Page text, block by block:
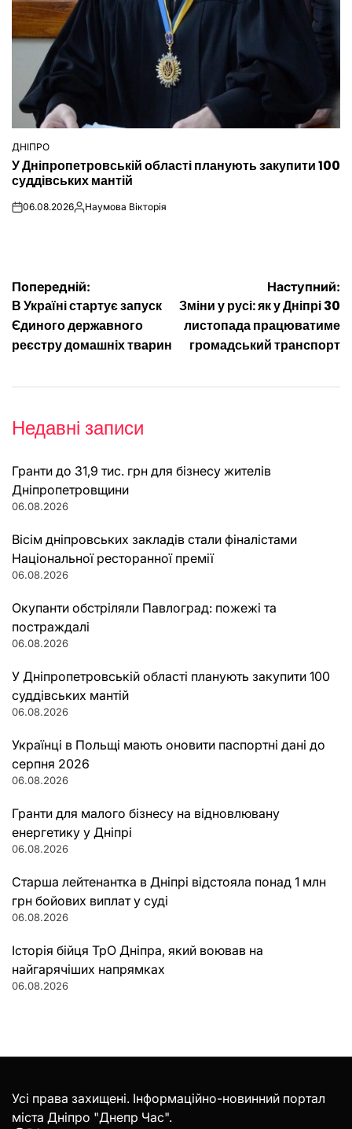
ОПУБЛІКУВАТИ
У
ДНІПРО
У Дніпропетровській області планують закупити 100
суддівських мантій
on06.08.2026Опубліковано
Наумова Вікторія
Навігація
записів
Попередній:
В Україні стартує запуск
Єдиного державного
реєстру домашніх тварин
Наступний:
Зміни у русі: як у Дніпрі 30
листопада працюватиме
громадський транспорт
Недавні записи
Гранти до 31,9 тис. грн для бізнесу жителів
Дніпропетровщини
06.08.2026
Вісім дніпровських закладів стали фіналістами
Національної ресторанної премії
06.08.2026
Окупанти обстріляли Павлоград: пожежі та
постраждалі
06.08.2026
У Дніпропетровській області планують закупити 100
суддівських мантій
06.08.2026
Українці в Польщі мають оновити паспортні дані до
серпня 2026
06.08.2026
Гранти для малого бізнесу на відновлювану
енергетику у Дніпрі
06.08.2026
Старша лейтенантка в Дніпрі відстояла понад 1 млн
грн бойових виплат у суді
06.08.2026
Історія бійця ТрО Дніпра, який воював на
найгарячіших напрямках
06.08.2026
Усі права захищені. Інформаційно-новинний портал
міста Дніпро "Днепр Час".